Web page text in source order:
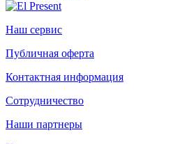
Наш сервис
Публичная оферта
Контактная информация
Сотрудничество
Наши партнеры